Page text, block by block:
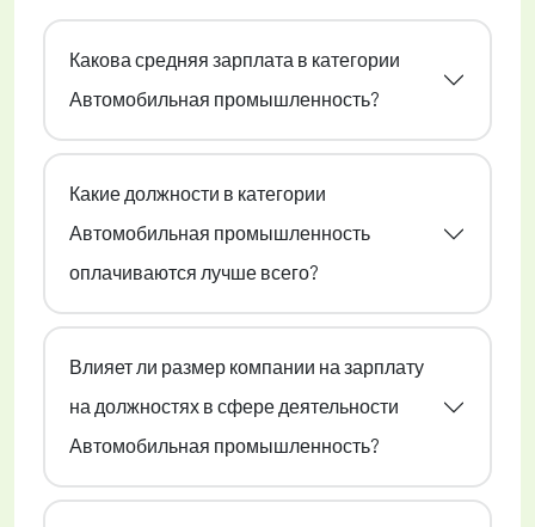
Какова средняя зарплата в категории
Автомобильная промышленность?
Какие должности в категории
Автомобильная промышленность
оплачиваются лучше всего?
Влияет ли размер компании на зарплату
на должностях в сфере деятельности
Автомобильная промышленность?